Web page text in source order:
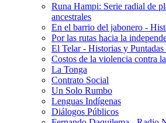
Runa Hampi: Serie radial de
ancestrales
En el barrio del jabonero -
Por las rutas hacia la
El Telar - Historias y
Costos de la violencia contra
La Tonga
Contrato Social
Un Solo Rumbo
Lenguas Indígenas
Diálogos Públicos